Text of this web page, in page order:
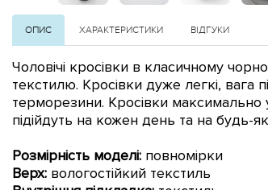
ОПИС ХАРАКТЕРИСТИКИ ВІДГУКИ
Чоловічі кросівки в класичному
текстилю. Кросівки дуже легкі, вага
терморезини. Кросівки максимально
підійдуть на кожен день та на будь-
Розмірність моделі: повномірки
Верх: вологостійкий текстиль